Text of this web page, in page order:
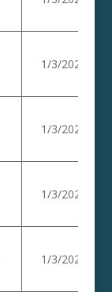
1/3/2023
1/3/2023
1/3/2023
1/3/2023